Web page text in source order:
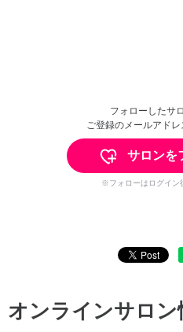
フォローしたサ
ご登録のメールアドレ
サロンを
※フォローはログイン
オンラインサロン